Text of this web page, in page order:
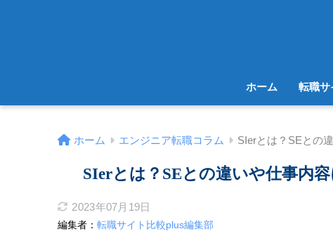
ホーム 転職サ
ホーム エンジニア転職コラム SIerとは？SEとの
SIerとは？SEとの違いや仕事内
2023年07月19日
編集者： 転職サイト比較plus編集部